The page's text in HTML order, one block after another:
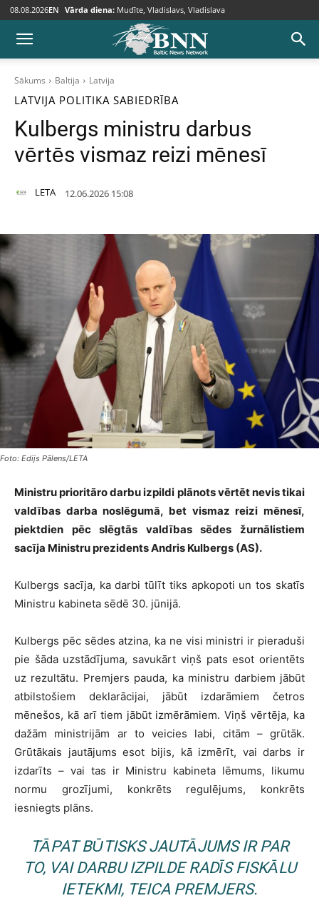
08.08.2026EN Vārda diena: Mudīte, Vladislavs, Vladislava
Sākums Baltija Latvija
LATVIJA POLITIKA SABIEDRĪBA
Kulbergs ministru darbus
vērtēs vismaz reizi mēnesī
LETA 12.06.2026 15:08
Foto: Edijs Pālens/LETA
Ministru prioritāro darbu izpildi plānots vērtēt nevis tikai
valdības darba noslēgumā, bet vismaz reizi mēnesī,
piektdien pēc slēgtās valdības sēdes žurnālistiem
sacīja Ministru prezidents Andris Kulbergs (AS).
Kulbergs sacīja, ka darbi tūlīt tiks apkopoti un tos skatīs
Ministru kabineta sēdē 30. jūnijā.
Kulbergs pēc sēdes atzina, ka ne visi ministri ir pieraduši
pie šāda uzstādījuma, savukārt viņš pats esot orientēts
uz rezultātu. Premjers pauda, ka ministru darbiem jābūt
atbilstošiem deklarācijai, jābūt izdarāmiem četros
mēnešos, kā arī tiem jābūt izmērāmiem. Viņš vērtēja, ka
dažām ministrijām ar to veicies labi, citām – grūtāk.
Grūtākais jautājums esot bijis, kā izmērīt, vai darbs ir
izdarīts – vai tas ir Ministru kabineta lēmums, likumu
normu grozījumi, konkrēts regulējums, konkrēts
iesniegts plāns.
TĀPAT BŪTISKS JAUTĀJUMS IR PAR
TO, VAI DARBU IZPILDE RADĪS FISKĀLU
IETEKMI, TEICA PREMJERS.